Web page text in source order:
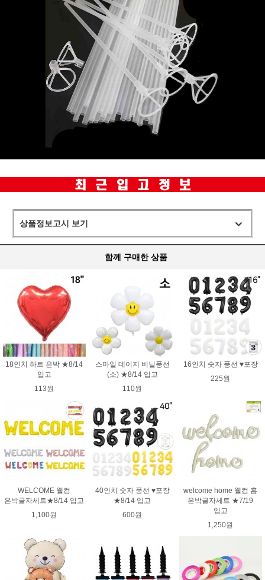
상품정보고시 보기
함께 구매한 상품
18인치 하트 은박 ★8/14
입고
113원
스마일 데이지 비닐풍선
(소) ★8/14 입고
110원
16인치 숫자 풍선 ♥포장
225원
WELCOME 웰컴
은박글자세트★8/14 입고
1,100원
40인치 숫자 풍선 ♥포장
★8/14 입고
600원
welcome home 웰컴 홈
은박글자세트 ★7/19
입고
1,250원